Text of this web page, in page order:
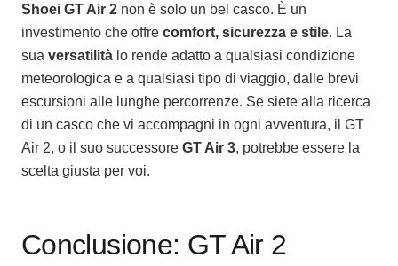
Shoei GT Air 2 non è solo un bel casco. È un
investimento che offre comfort, sicurezza e stile. La
sua versatilità lo rende adatto a qualsiasi condizione
meteorologica e a qualsiasi tipo di viaggio, dalle brevi
escursioni alle lunghe percorrenze. Se siete alla ricerca
di un casco che vi accompagni in ogni avventura, il GT
Air 2, o il suo successore GT Air 3, potrebbe essere la
scelta giusta per voi.
Conclusione: GT Air 2